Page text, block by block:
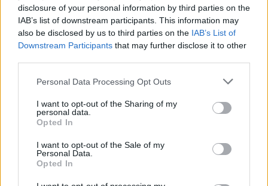
disclosure of your personal information by third parties on the
IAB’s list of downstream participants. This information may
also be disclosed by us to third parties on the IAB’s List of
Downstream Participants that may further disclose it to other
Please note that this website/app uses one or more Google
not limited to your visit or usage behaviour. You may click to
grant or deny consent to Google and its third-party tags to
use your data for below specified purposes in below Google
consent section.
Personal Data Processing Opt Outs
I want to opt-out of the Sharing of my
personal data.
Opted In
I want to opt-out of the Sale of my
Personal Data.
Opted In
preparando para essa realidade?
Staff